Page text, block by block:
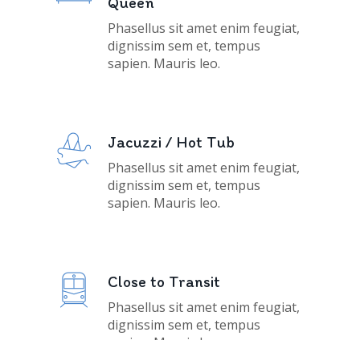
Phasellus sit amet enim feugiat,
dignissim sem et, tempus
sapien. Mauris leo.
Jacuzzi / Hot Tub
Phasellus sit amet enim feugiat,
dignissim sem et, tempus
sapien. Mauris leo.
Close to Transit
Phasellus sit amet enim feugiat,
dignissim sem et, tempus